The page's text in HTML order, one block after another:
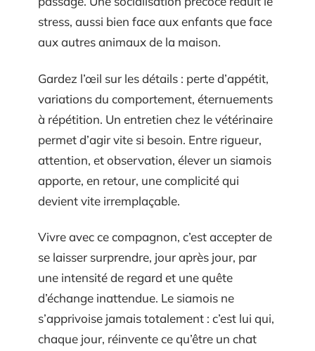
stress, aussi bien face aux enfants que face
aux autres animaux de la maison.
Gardez l’œil sur les détails : perte d’appétit,
variations du comportement, éternuements
à répétition. Un entretien chez le vétérinaire
permet d’agir vite si besoin. Entre rigueur,
attention, et observation, élever un siamois
apporte, en retour, une complicité qui
devient vite irremplaçable.
Vivre avec ce compagnon, c’est accepter de
se laisser surprendre, jour après jour, par
une intensité de regard et une quête
d’échange inattendue. Le siamois ne
s’apprivoise jamais totalement : c’est lui qui,
chaque jour, réinvente ce qu’être un chat